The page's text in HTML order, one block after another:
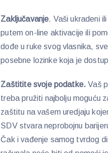
Zaključavanje. Vaši ukradeni
putem on-line aktivacije ili
dođe u ruke svog vlasnika,
posebne lozinke koja je
Zaštitite svoje podatke. Vaš
treba pružiti najbolju moguću
zaštitu na vašem uredjaju
SDV stvara neprobojnu
Čak i vađenje samog tvrdog